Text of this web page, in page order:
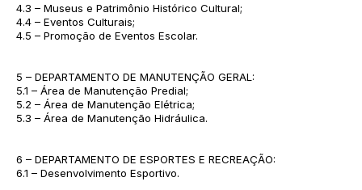
4.3 – Museus e Patrimônio Histórico Cultural;
4.4 – Eventos Culturais;
4.5 – Promoção de Eventos Escolar.
5 – DEPARTAMENTO DE MANUTENÇÃO GERAL:
5.1 – Área de Manutenção Predial;
5.2 – Área de Manutenção Elétrica;
5.3 – Área de Manutenção Hidráulica.
6 – DEPARTAMENTO DE ESPORTES E RECREAÇÃO:
6.1 – Desenvolvimento Esportivo.